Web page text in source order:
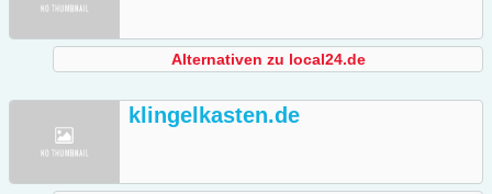
Alternativen zu local24.de
klingelkasten.de